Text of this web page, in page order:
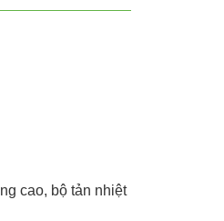
cao, bộ tản nhiệt